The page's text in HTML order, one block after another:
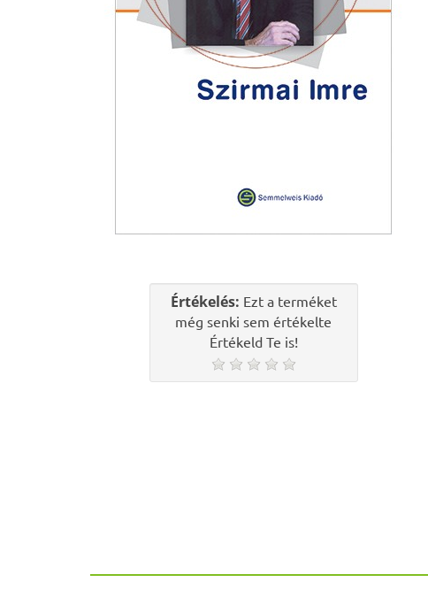
Értékelés: Ezt a terméket
még senki sem értékelte
Értékeld Te is!